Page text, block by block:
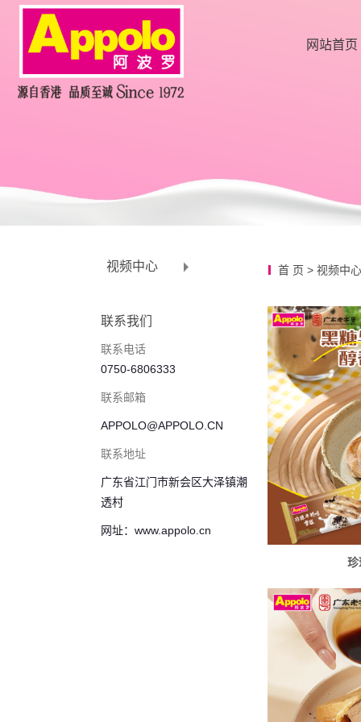
网站首页
视频中心
联系我们
联系电话
0750-6806333
联系邮箱
APPOLO@APPOLO.CN
联系地址
广东省江门市新会区大泽镇潮
透村
网址：www.appolo.cn
首 页 > 视频中心
珍